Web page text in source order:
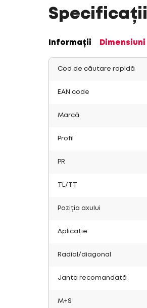
Specificații
Informații Dimensiuni
Cod de căutare rapidă
EAN code
Marcă
Profil
PR
TL/TT
Poziția axului
Aplicație
Radial/diagonal
Janta recomandată
M+S